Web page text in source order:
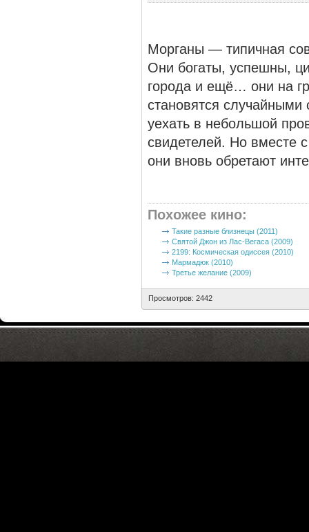
Морганы — типичная
Они богаты, успешны,
города и ещё… они на
становятся
уехать в небольшой
свидетелей. Но вместе
они вновь обретают
Похожее кино:
Такие разные близнецы (2011)
Святой Джон из Лас-Вегаса (2009)
2199: Космическая одиссея (2010)
Мармадюк (2010)
Третье желание (2009)
Просмотров: 2442